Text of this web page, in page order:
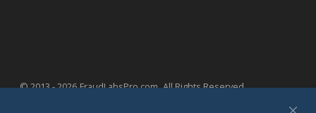
© 2013 - 2026 FraudLabsPro.com.All Rights Reserved.